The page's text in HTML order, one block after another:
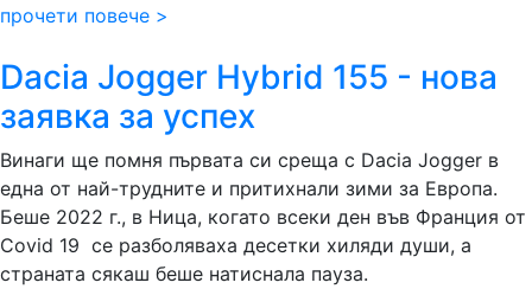
прочети повече >
Dacia Jogger Hybrid 155 - нова
заявка за успех
Винаги ще помня първата си среща с Dacia Jogger в
една от най-трудните и притихнали зими за Европа.
Беше 2022 г., в Ница, когато всеки ден във Франция от
Covid 19 се разболяваха десетки хиляди души, а
страната сякаш беше натиснала пауза.